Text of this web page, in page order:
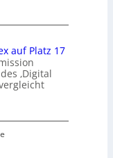
auf Platz 17
‚Digital